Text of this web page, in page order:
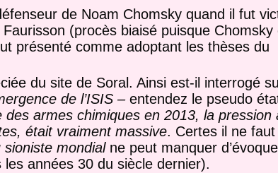
de Noam Chomsky quand il fut
(procès biaisé puisque Chomsky
présenté comme adoptant les thèses du
du site de Soral. Ainsi est-il interrogé
de l’ISIS – entendez le pseudo
des armes chimiques en 2013, la pression
était vraiment massive. Certes il ne faut
sioniste mondialne peut manquer
années 30 du siècle dernier).